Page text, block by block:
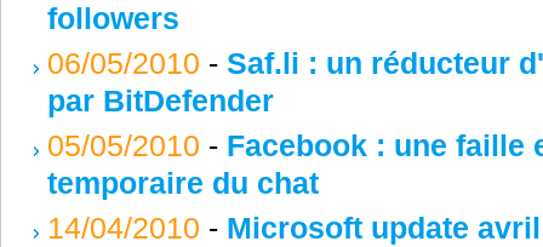
followers
06/05/2010 - Saf.li : un réducteur
par BitDefender
05/05/2010 - Facebook : une faille
temporaire du chat
14/04/2010 - Microsoft update